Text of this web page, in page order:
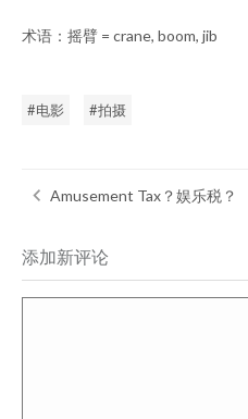
术语：摇臂 = crane, boom, jib
电影 拍摄
Amusement Tax？娱乐税？
添加新评论